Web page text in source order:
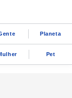
Planeta
Pet